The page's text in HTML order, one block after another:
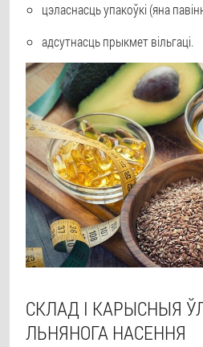
цэласнасць упакоўкі (яна
адсутнасць прыкмет вільгаці.
СКЛАД І КАРЫСНЫЯ
ЛЬНЯНОГА НАСЕННЯ